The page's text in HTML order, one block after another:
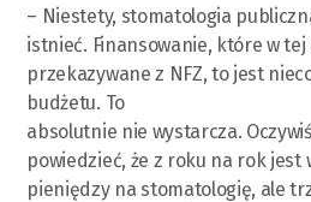
– Niestety, stomatologia
istnieć. Finansowanie, które w
przekazywane z NFZ, to jest
budżetu. To
absolutnie nie wystarcza.
powiedzieć, że z roku na rok jest
pieniędzy na stomatologię, ale